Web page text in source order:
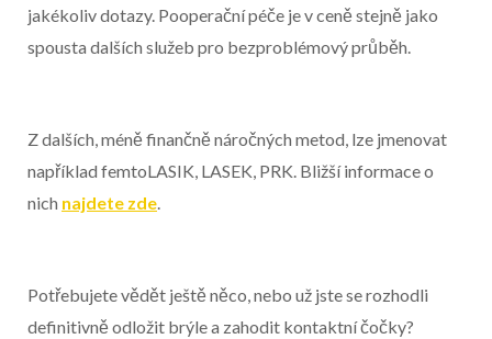
jakékoliv dotazy. Pooperační péče je v ceně stejně jako
spousta dalších služeb pro bezproblémový průběh.
Z dalších, méně finančně náročných metod, lze jmenovat
například femtoLASIK, LASEK, PRK. Bližší informace o
nich najdete zde
Potřebujete vědět ještě něco, nebo už jste se rozhodli
definitivně odložit brýle a zahodit kontaktní čočky?